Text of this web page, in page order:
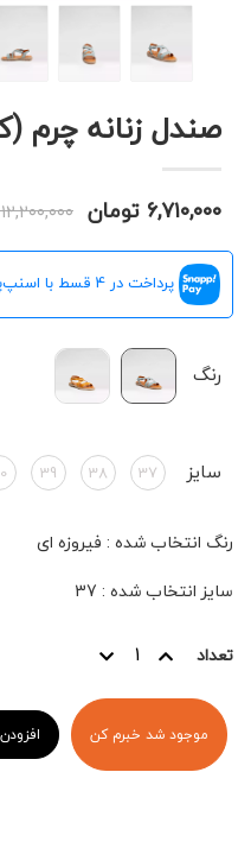
صندل زنانه چرم (کد
۶,۷۱۰,۰۰۰ تومان ۱۲,۲۰۰,۰۰۰ تومان
پرداخت در 4 قسط با اسنپ‌پی هر قسط
رنگ
سایز 37
38
39
رنگ انتخاب شده : فیروزه ای
سایز انتخاب شده :
37
تعداد
موجود شد خبرم کن